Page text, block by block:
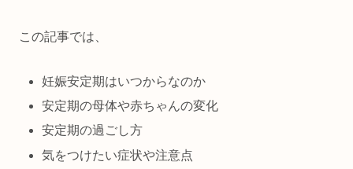
この記事では、
妊娠安定期はいつからなのか
安定期の母体や赤ちゃんの変化
安定期の過ごし方
気をつけたい症状や注意点